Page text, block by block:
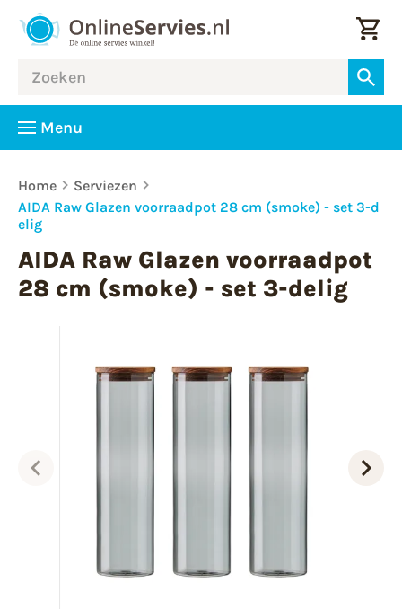
Menu
Home
Serviezen
AIDA Raw Glazen voorraadpot 28 cm (smoke) - set 3-d
elig
AIDA Raw Glazen voorraadpot
28 cm (smoke) - set 3-delig